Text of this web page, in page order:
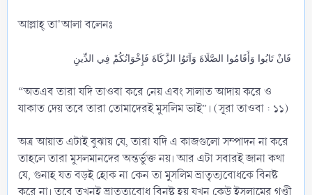
আল্লাহ্ তা'আলা বলেনঃ
“অতএব তারা যদি তাওবা করে নেয় এবং সালাত আদায় করে ও
যাকাত দেয় তবে তারা তোমাদেরই মুসলিম ভাই”। (সূরা তাওবা : ১১)
অত্র আয়াত এটাই বুঝায় যে, তারা যদি এ কাজগুলো সম্পাদন না করে
তাহলে তারা মুসলমানদের অন্তর্ভুক্ত নয়। আর এটা সবারই জানা কথা
যে, গুনাহ যত বড়ই হোক না কেন তা মুসলিম ভ্রাতৃত্যবোধকে বিনষ্ট